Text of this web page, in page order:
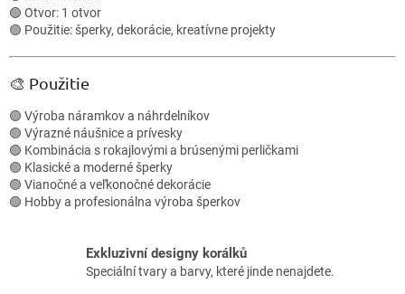
v
p
s
🟢 Otvor: 1 otvor
🟢 Použitie: šperky, dekorácie, kreatívne projekty
🎨 Použitie
🟢 Výroba náramkov a náhrdelníkov
🟢 Výrazné náušnice a prívesky
🟢 Kombinácia s rokajlovými a brúsenými perličkami
🟢 Klasické a moderné šperky
🟢 Vianočné a veľkonočné dekorácie
🟢 Hobby a profesionálna výroba šperkov
Exkluzivní designy korálků
Speciální tvary a barvy, které jinde nenajdete.